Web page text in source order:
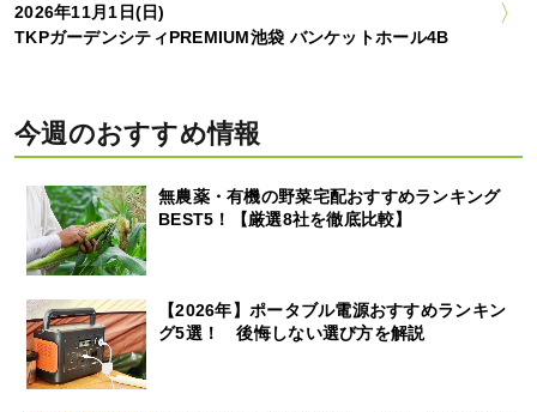
2026年11月1日(日)
TKPガーデンシティPREMIUM池袋 バンケットホール4B
今週のおすすめ情報
無農薬・有機の野菜宅配おすすめランキング
BEST5！【厳選8社を徹底比較】
【2026年】ポータブル電源おすすめランキン
グ5選！ 後悔しない選び方を解説